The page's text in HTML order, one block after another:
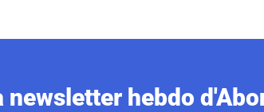
hebdo